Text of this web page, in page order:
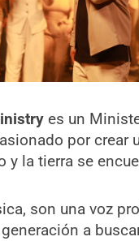
es un
por crear
y la tierra se
son una voz
a